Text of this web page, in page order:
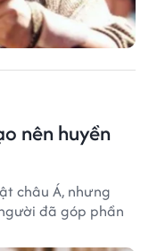
nên huyền
châu Á, nhưng
đã góp phần